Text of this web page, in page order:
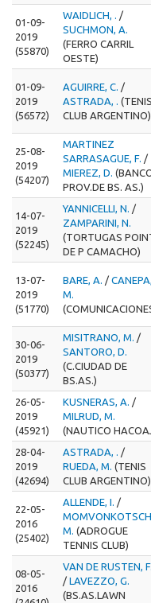
01-09-
2019
(55870)
WAIDLICH, .
/
SUCHMON, A.
(FERRO CARRIL
OESTE)
01-09-
2019
(56572)
AGUIRRE, C. /
ASTRADA, . (TENIS
CLUB ARGENTINO)
25-08-
2019
(54207)
MARTINEZ
SARRASAGUE, F. /
MIEREZ, D.
PROV.DE BS. AS.)
14-07-
2019
(52245)
YANNICELLI, N. /
ZAMPARINI, N.
(TORTUGAS
DE P CAMACHO)
13-07-
2019
(51770)
BARE, A. / CANEPA,
M.
30-06-
2019
(50377)
MISITRANO, M. /
SANTORO, D.
(C.CIUDAD DE
BS.AS.)
26-05-
2019
(45921)
KUSNERAS, A. /
MILRUD, M.
(NAUTICO
28-04-
2019
(42694)
ASTRADA, .
/
RUEDA, M. (TENIS
CLUB ARGENTINO)
22-05-
2016
(25402)
ALLENDE, I. /
MOMVONKOTSCH,
M. (ADROGUE
TENNIS CLUB)
08-05-
2016
VAN DE RUSTEN, F.
/ LAVEZZO, G.
(BS.AS.LAWN